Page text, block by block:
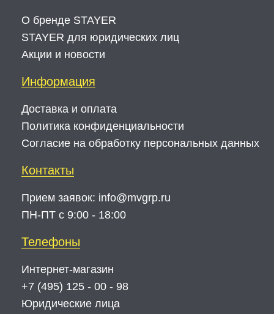
О бренде STAYER
STAYER для юридических лиц
Акции и новости
Информация
Доставка и оплата
Политика конфиденциальности
Согласие на обработку персональных данных
Контакты
Прием заявок: info@mvgrp.ru
ПН-ПТ с 9:00 - 18:00
Телефоны
Интернет-магазин
+7 (495) 125 - 00 - 98
Юридические лица